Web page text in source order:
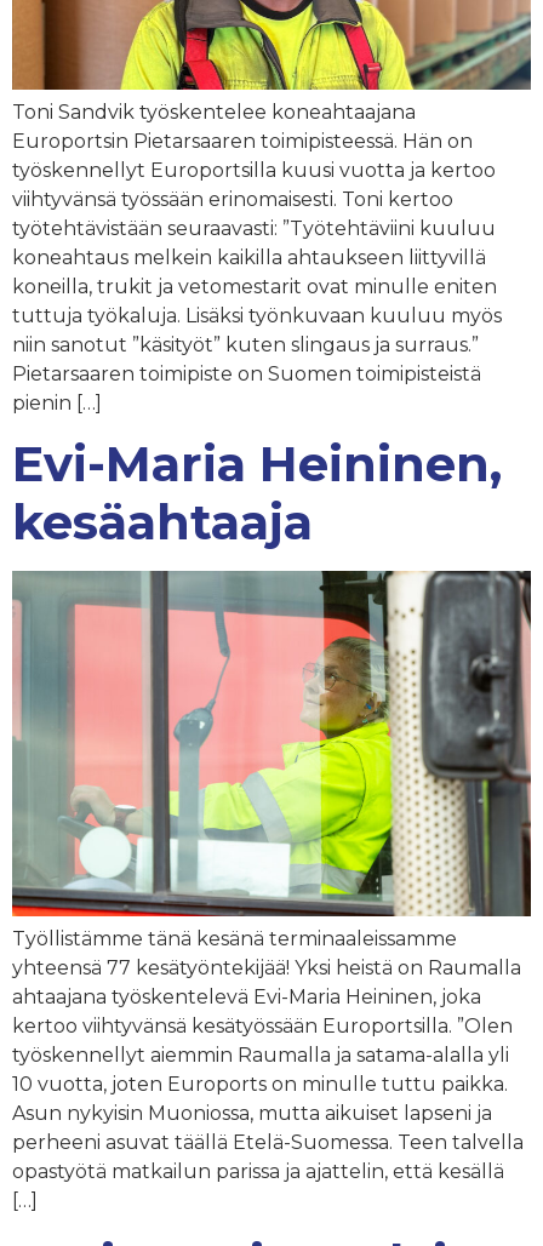
Toni Sandvik työskentelee koneahtaajana
Europortsin Pietarsaaren toimipisteessä. Hän on
työskennellyt Europortsilla kuusi vuotta ja kertoo
viihtyvänsä työssään erinomaisesti. Toni kertoo
työtehtävistään seuraavasti: ”Työtehtäviini kuuluu
koneahtaus melkein kaikilla ahtaukseen liittyvillä
koneilla, trukit ja vetomestarit ovat minulle eniten
tuttuja työkaluja. Lisäksi työnkuvaan kuuluu myös
niin sanotut ”käsityöt” kuten slingaus ja surraus.”
Pietarsaaren toimipiste on Suomen toimipisteistä
pienin […]
Evi-Maria Heininen,
kesäahtaaja
Työllistämme tänä kesänä terminaaleissamme
yhteensä 77 kesätyöntekijää! Yksi heistä on Raumalla
ahtaajana työskentelevä Evi-Maria Heininen, joka
kertoo viihtyvänsä kesätyössään Europortsilla. ”Olen
työskennellyt aiemmin Raumalla ja satama-alalla yli
10 vuotta, joten Euroports on minulle tuttu paikka.
Asun nykyisin Muoniossa, mutta aikuiset lapseni ja
perheeni asuvat täällä Etelä-Suomessa. Teen talvella
opastyötä matkailun parissa ja ajattelin, että kesällä
[…]